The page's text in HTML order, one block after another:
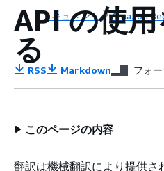
ドキュメント Amazon
API の使
る
RSS Markdown フォ
このページの内容
翻訳は機械翻訳により提供さ